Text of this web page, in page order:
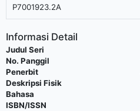
P7001923.2A
Informasi Detail
Judul Seri
No. Panggil
Penerbit
Deskripsi Fisik
Bahasa
ISBN/ISSN